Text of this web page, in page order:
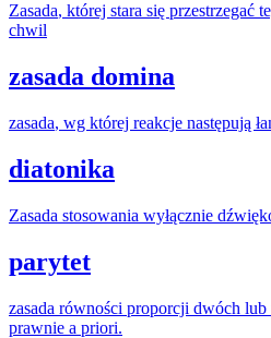
Zasada, której stara się przestrzegać
chwil
zasada domina
zasada, wg której reakcje następują
diatonika
Zasada stosowania wyłącznie
parytet
zasada równości proporcji dwóch
prawnie a priori.